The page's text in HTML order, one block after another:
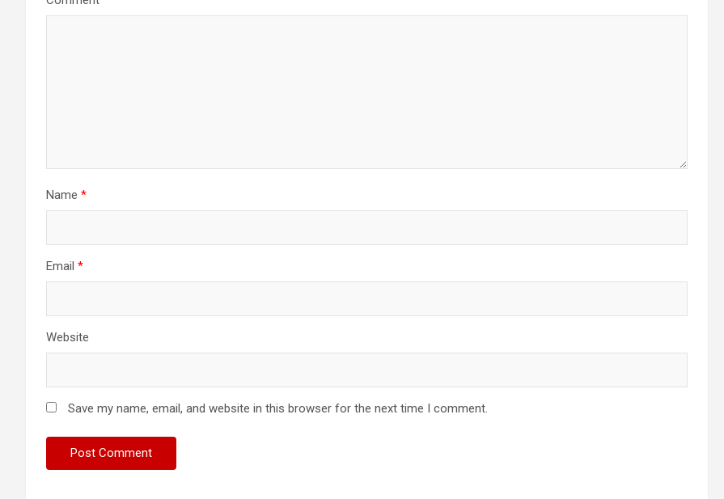
Name *
Email *
Website
Save my name, email, and website in this browser for the next time I comment.